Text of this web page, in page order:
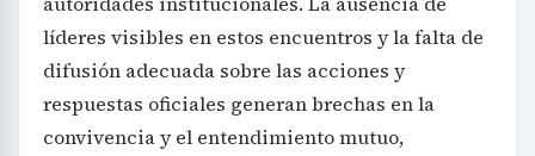
líderes visibles en estos encuentros y la falta de
difusión adecuada sobre las acciones y
respuestas oficiales generan brechas en la
convivencia y el entendimiento mutuo,